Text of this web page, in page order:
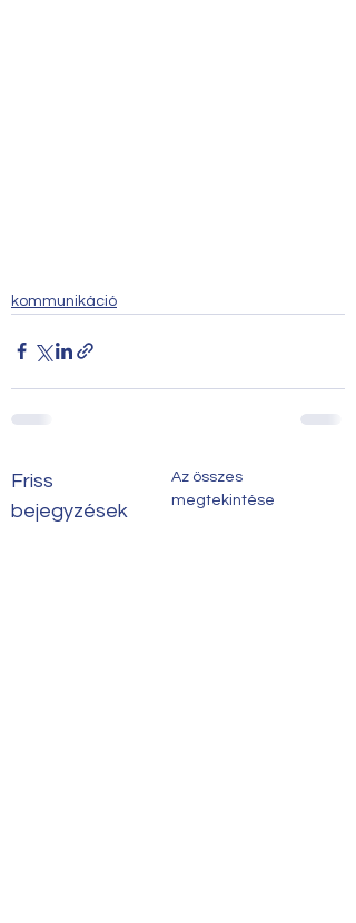
kommunikáció
Friss
bejegyzések
Az összes
megtekintése